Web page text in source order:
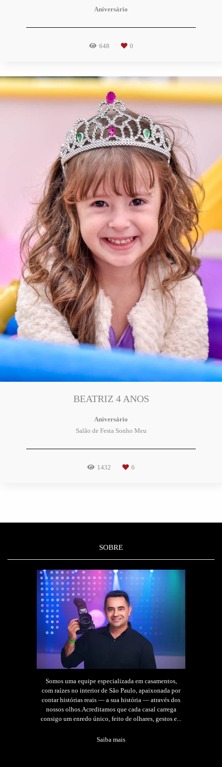
Aniversário
648 0
BEATRIZ 4 ANOS
Aniversário
Salão de Festa Sonho Meu
1432 6
SOBRE
Somos uma equipe especializada em casamentos,
com raízes no interior de São Paulo, apaixonada por
contar histórias reais — a sua história — através dos
nossos olhos.Acreditamos que cada casal carrega
consigo um enredo único, feito de olhares, gestos e...
Saiba mais